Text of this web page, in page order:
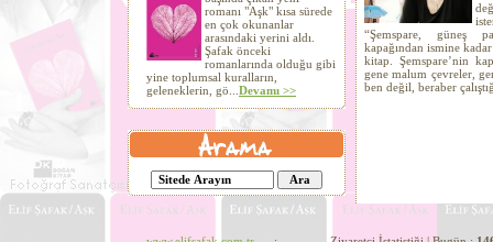
romanı "Aşk" kısa sürede
en çok okunanlar
arasındaki yerini aldı.
Şafak önceki
romanlarında olduğu gibi
yine toplumsal kuralların,
geleneklerin, gö... Devamı >>
“Şemspare, güneş
kapağından ismine
kitap. Şemspare’nin
gene malum çevreler,
ben değil, beraber